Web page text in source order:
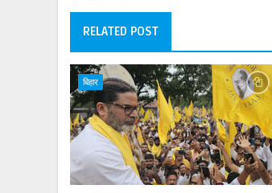
RELATED POST
बिहार